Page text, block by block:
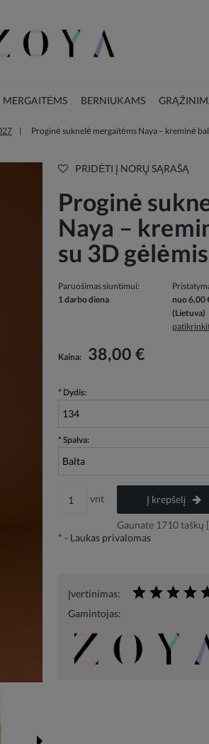
MERGAITĖMS BERNIUKAMS
Proginė suknelė mergaitėms Naya – kreminė
PRIDĖTI Į NORŲ SĄRAŠĄ
Proginė
Naya –
su 3D gėlėmis
Paruošimas siuntimui:
1 darbo diena
nuo 6,00
(Lietuva)
išlaidosKaina: 38,00 €
* Dydis:
* Spalva:
vnt Į krepšelį
Gaunate 1710taškų [
* - Laukas privalomas
Įvertinimas:
Gamintojas: